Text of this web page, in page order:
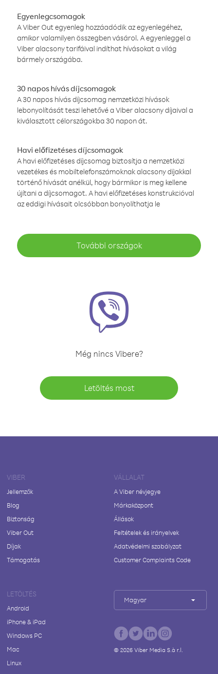
Egyenlegcsomagok
A Viber Out egyenleg hozzáadódik az egyenlegéhez,
amikor valamilyen összegben vásárol. A egyenleggel a
Viber alacsony tarifáival indíthat hívásokat a világ
bármely országába.
30 napos hívás díjcsomagok
A 30 napos hívás díjcsomag nemzetközi hívások
lebonyolítását teszi lehetővé a Viber alacsony díjaival a
kiválasztott célországokba 30 napon át.
Havi előfizetéses díjcsomagok
A havi előfizetéses díjcsomag biztosítja a nemzetközi
vezetékes és mobiltelefonszámoknak alacsony díjakkal
történő hívását anélkül, hogy bármikor is meg kellene
újítani a díjcsomagot. A havi előfizetéses konstrukcióval
az eddigi hívásait olcsóbban bonyolíthatja le
További országok
Még nincs Vibere?
Letöltés most
VIBER
Jellemzők
Blog
Biztonság
Viber Out
Díjak
Támogatás
VÁLLALAT
A Viber névjegye
Márkaközpont
Állások
Feltételek és irányelvek
Adatvédelmi szabályzat
Customer Complaints Code
LETÖLTÉS
Android
iPhone & iPad
Windows PC
Mac
Linux
Magyar
© 2026Viber Media S.à r.l.